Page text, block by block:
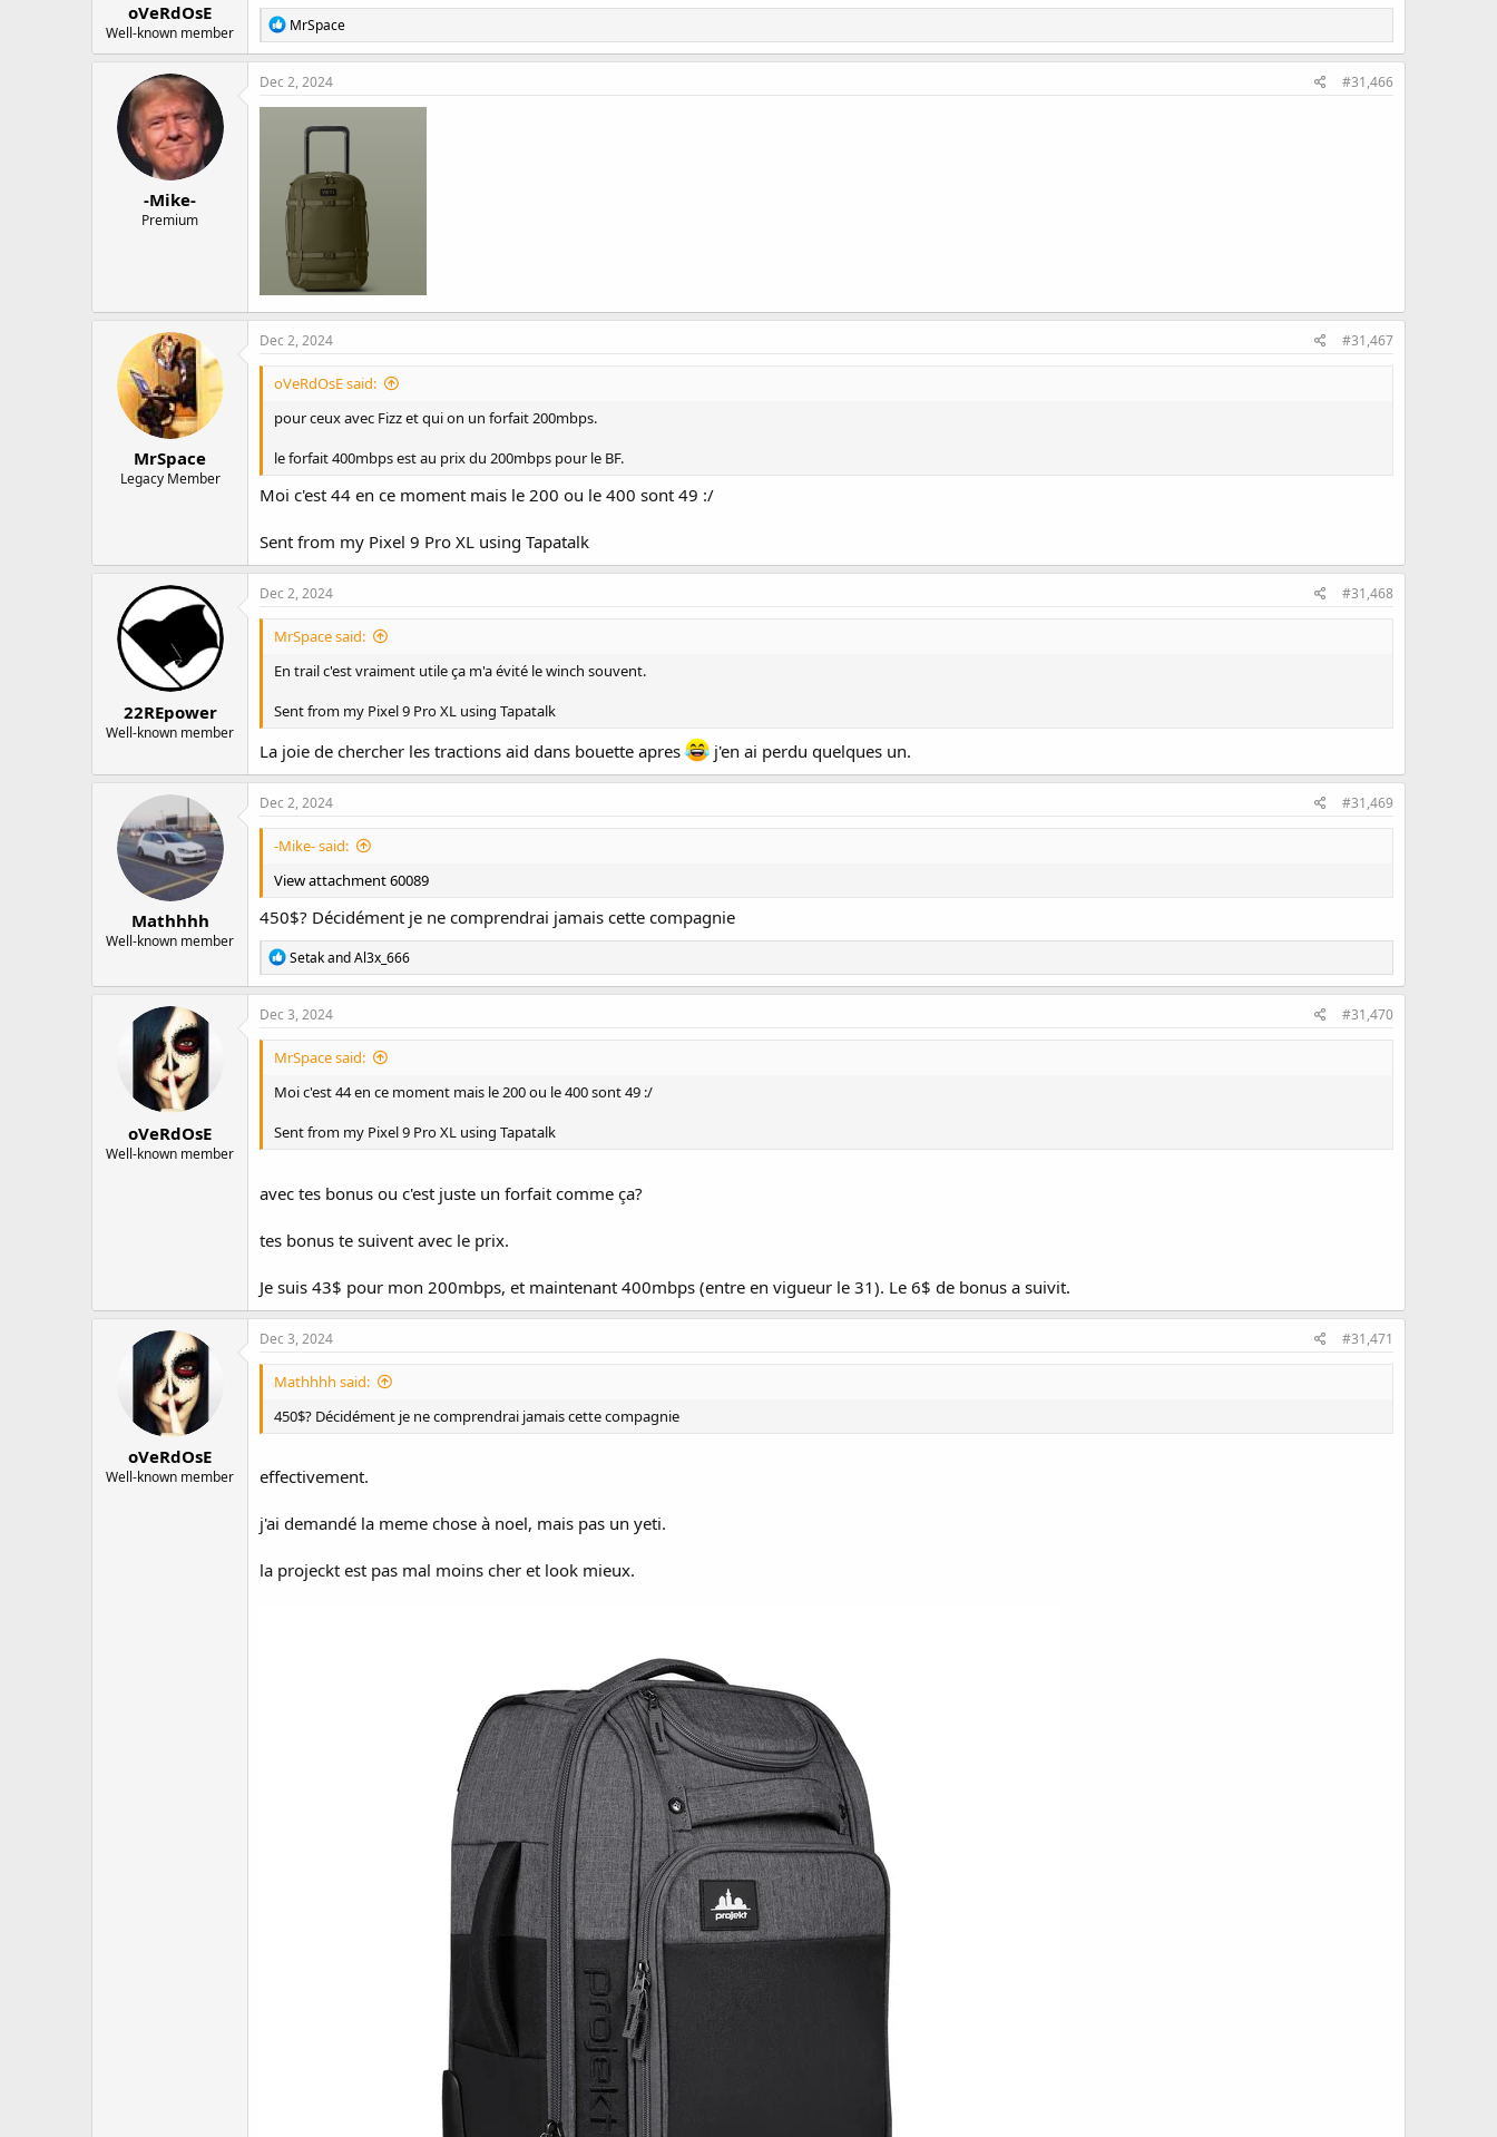
oVeRdOsE
Well-known member
R
e
a
c
i
:
MrSpace
-Mike-
Premium
Dec 2, 2024 #31,466
MrSpace
Legacy Member
Dec 2, 2024 #31,467
oVeRdOsE said:
pour ceux avec Fizz et qui on un forfait 200mbps.
le forfait 400mbps est au prix du 200mbps pour le BF.
Moi c'est 44 en ce moment mais le 200 ou le 400 sont 49 :/
Sent from my Pixel 9 Pro XL using Tapatalk
22REpower
Well-known member
Dec 2, 2024 #31,468
MrSpace said:
En trail c'est vraiment utile ça m'a évité le winch souvent.
Sent from my Pixel 9 Pro XL using Tapatalk
La joie de chercher les tractions aid dans bouette apres j'en ai perdu quelques un.
Mathhhh
Well-known member
Dec 2, 2024 #31,469
-Mike- said:
View attachment 60089
450$? Décidément je ne comprendrai jamais cette compagnie
R
e
a
c
o
s
SetakandAl3x_666
oVeRdOsE
Well-known member
Dec 3, 2024 #31,470
MrSpace said:
Moi c'est 44 en ce moment mais le 200 ou le 400 sont 49 :/
Sent from my Pixel 9 Pro XL using Tapatalk
avec tes bonus ou c'est juste un forfait comme ça?
tes bonus te suivent avec le prix.
Je suis 43$ pour mon 200mbps, et maintenant 400mbps (entre en vigueur le 31). Le 6$ de bonus a suivit.
oVeRdOsE
Well-known member
Dec 3, 2024 #31,471
Mathhhh said:
450$? Décidément je ne comprendrai jamais cette compagnie
effectivement.
j'ai demandé la meme chose à noel, mais pas un yeti.
la projeckt est pas mal moins cher et look mieux.